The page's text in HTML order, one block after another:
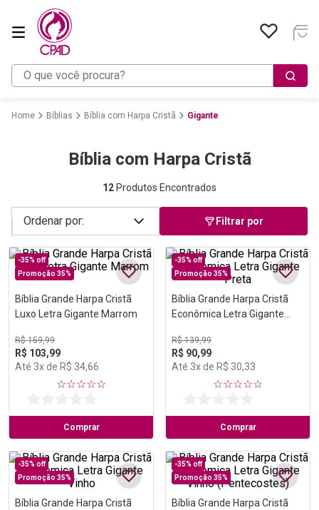
O que você procura?
Bíblias Bíblia com Harpa Cristã Gigante
Bíblia com Harpa Cristã
12 Produtos Encontrados
Filtrar por
-35% off
Promoção 35%
Bíblia Grande Harpa Cristã
Luxo Letra Gigante Marrom
R$ 159,99
R$ 103,99
Até 3x de R$ 34,66
☆☆☆☆☆
Comprar
-35% off
Promoção 35%
Bíblia Grande Harpa Cristã
Econômica Letra Gigante
R$ 139,99
R$ 90,99
Até 3x de R$ 30,33
☆☆☆☆☆
Comprar
-35% off
Promoção 35%
Bíblia Grande Harpa Cristã
-35% off
Promoção 35%
Bíblia Grande Harpa Cristã